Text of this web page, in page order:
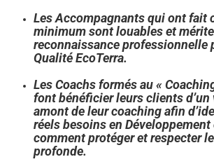
Les Accompagnants qui ont fait
minimum sont louables et
reconnaissance professionnelle
Qualité EcoTerra.
Les Coachs formés au «
font bénéficier leurs clients d’un
amont de leur coaching afin
réels besoins en
comment protéger et respecter
profonde.